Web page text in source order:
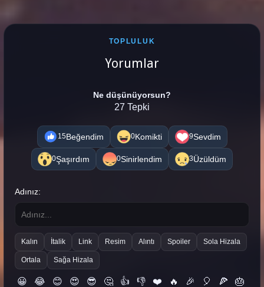
TOPLULUK
Yorumlar
Ne düşünüyorsun?
27 Tepki
15Beğendim 0Komikti 9Sevdim
0Şaşırdım 0Sinirlendim 3Üzüldüm
Adınız:
Kalın İtalik Link Resim Alıntı Spoiler Sola Hizala
Ortala Sağa Hizala
😀 😂 😊 😍 😎 🤔 👍 👎 ❤️ 🔥 🎉 🎈 🍕
🎂